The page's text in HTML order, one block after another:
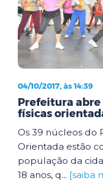
04/10/2017, às 14:39
Prefeitura
físicas
Os 39 núcleos do
Orientada estão
população da
18 anos, q... [saiba